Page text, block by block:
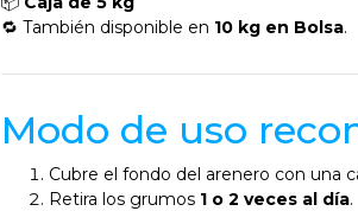
🔁 También disponible en 10 kg en Bolsa.
Modo de uso
Cubre el fondo del arenero con una
Retira los grumos 1 o 2 veces al día.